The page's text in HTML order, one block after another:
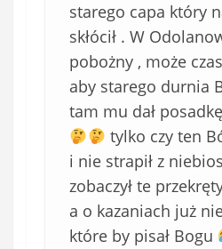
starego capa który
skłócił . W
pobożny , może
aby starego durnia
tam mu dał
tylko czy ten
i nie strapił z
zobaczył te
a o kazaniach już
które by pisał Bogu